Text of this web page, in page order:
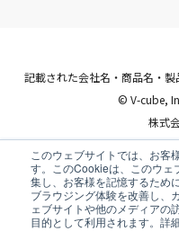
このウェブサイトでは、お客
す。このCookieは、このウェ
集し、お客様を記憶するため
ブラウジング体験を改善し、
ェブサイトや他のメディアの
目的として利用されます。詳
記載された会社名・商品名・製
© V-cube,
株式